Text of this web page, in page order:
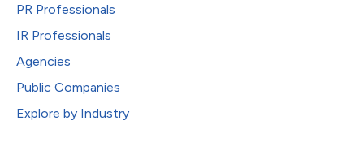
PR Professionals
IR Professionals
Agencies
Public Companies
Explore by Industry